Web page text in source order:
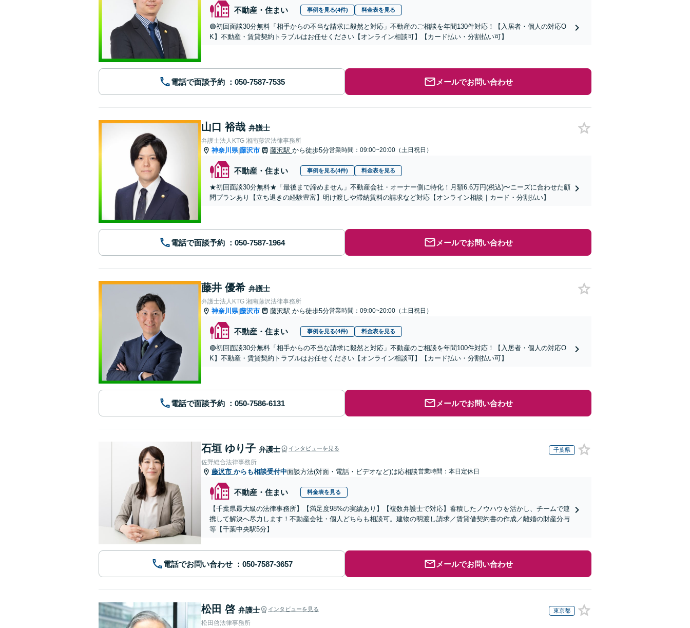
不動産・住まい 事例を見る(4件) 料金表を見る
🟢初回面談30分無料「相手からの不当な請求に毅然と対応」不動産のご相談を年間130件対応！【入居者・個人の対応O
K】不動産・賃貸契約トラブルはお任せください【オンライン相談可】【カード払い・分割払い可】
電話で面談予約 メールでお問い合わせ
山口 裕哉 弁護士
弁護士法人KTG 湘南藤沢法律事務所
神奈川県|藤沢市 藤沢駅 から徒歩5分営業時間：09:00~20:00（土日祝日）
不動産・住まい 事例を見る(4件) 料金表を見る
★初回面談30分無料★「最後まで諦めません」不動産会社・オーナー側に特化！月額6.6万円(税込)〜ニーズに合わせた顧
問プランあり【立ち退きの経験豊富】明け渡しや滞納賃料の請求など対応【オンライン相談｜カード・分割払い】
電話で面談予約 メールでお問い合わせ
藤井 優希 弁護士
弁護士法人KTG 湘南藤沢法律事務所
神奈川県|藤沢市 藤沢駅 から徒歩5分営業時間：09:00~20:00（土日祝日）
不動産・住まい 事例を見る(4件) 料金表を見る
🟢初回面談30分無料「相手からの不当な請求に毅然と対応」不動産のご相談を年間100件対応！【入居者・個人の対応O
K】不動産・賃貸契約トラブルはお任せください【オンライン相談可】【カード払い・分割払い可】
電話で面談予約 メールでお問い合わせ
石垣 ゆり子 弁護士 インタビューを見る 千葉県
佐野総合法律事務所
藤沢市 からも相談受付中面談方法(対面・電話・ビデオなど)は応相談営業時間：本日定休日
不動産・住まい 料金表を見る
【千葉県最大級の法律事務所】【満足度98%の実績あり】【複数弁護士で対応】蓄積したノウハウを活かし、チームで連
携して解決へ尽力します！不動産会社・個人どちらも相談可。建物の明渡し請求／賃貸借契約書の作成／離婚の財産分与
等【千葉中央駅5分】
電話でお問い合わせ メールでお問い合わせ
松田 啓 弁護士 インタビューを見る 東京都
松田啓法律事務所